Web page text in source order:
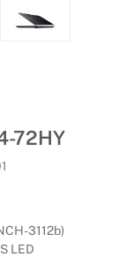
72HY
3112b)
LED